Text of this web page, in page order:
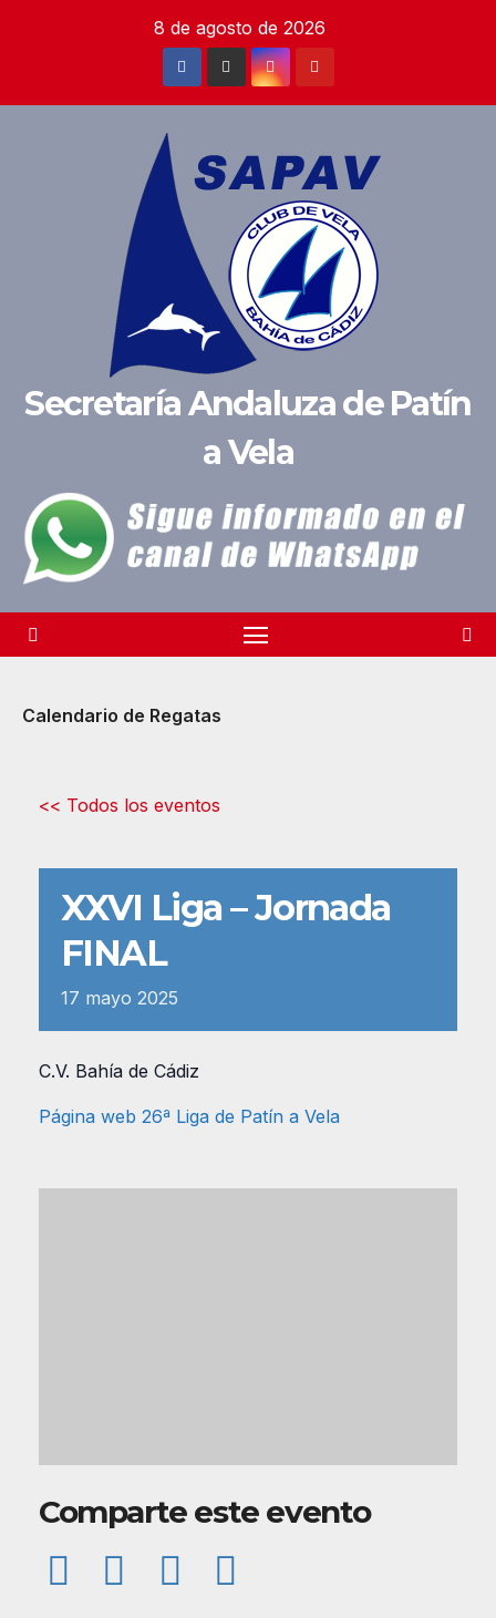
8 de agosto de 2026
Secretaría Andaluza de Patín
a Vela
Calendario de Regatas
<< Todos los eventos
XXVI Liga – Jornada
FINAL
17 mayo 2025
C.V. Bahía de Cádiz
Página web 26ª Liga de Patín a Vela
Comparte este evento